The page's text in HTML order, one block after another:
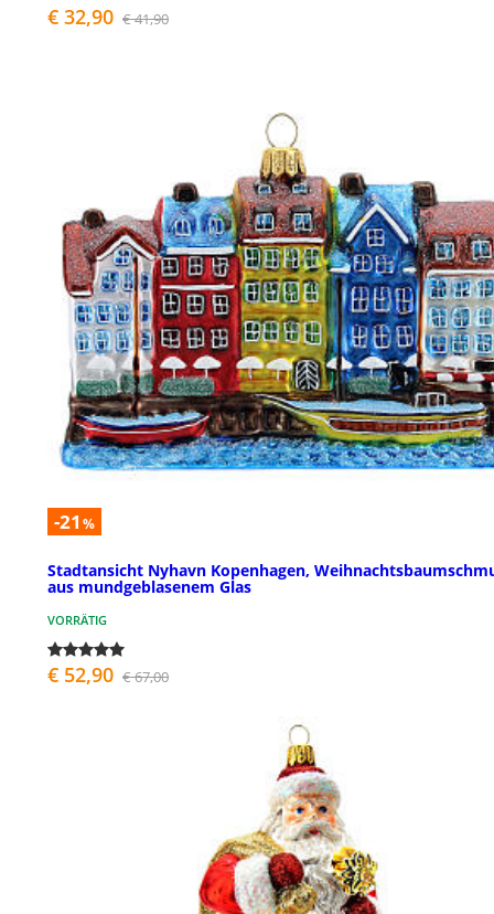
€ 32,90 € 41,90
-21 %
Stadtansicht Nyhavn Kopenhagen,
aus mundgeblasenem Glas
VORRÄTIG
€ 52,90 € 67,00